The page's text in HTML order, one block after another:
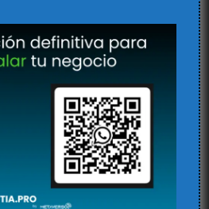
de
Más Eficiencia